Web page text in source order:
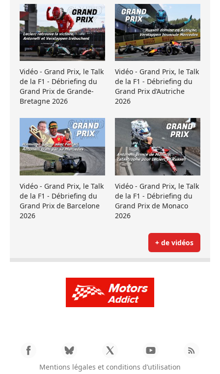
Vidéo - Grand Prix, le Talk
de la F1 - Débriefing du
Grand Prix de Grande-
Bretagne 2026
Vidéo - Grand Prix, le Talk
de la F1 - Débriefing du
Grand Prix d’Autriche
2026
Vidéo - Grand Prix, le Talk
de la F1 - Débriefing du
Grand Prix de Barcelone
2026
Vidéo - Grand Prix, le Talk
de la F1 - Débriefing du
Grand Prix de Monaco
2026
+ de vidéos
Mentions légales et conditions d’utilisation